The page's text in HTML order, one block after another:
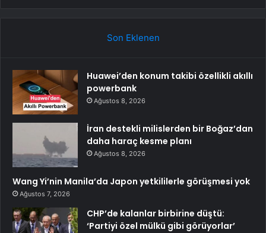
Son Eklenen
Huawei’den konum takibi özellikli akıllı
powerbank
Ağustos 8, 2026
İran destekli milislerden bir Boğaz’dan
daha haraç kesme planı
Ağustos 8, 2026
Wang Yi’nin Manila’da Japon yetkililerle görüşmesi yok
Ağustos 7, 2026
CHP’de kalanlar birbirine düştü:
‘Partiyi özel mülkü gibi görüyorlar’